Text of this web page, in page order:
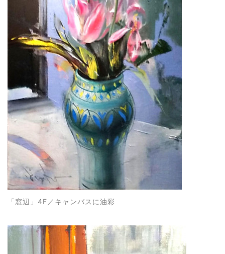
「窓辺 」4F／キャンバスに油彩